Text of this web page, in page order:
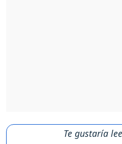
Te gustaría